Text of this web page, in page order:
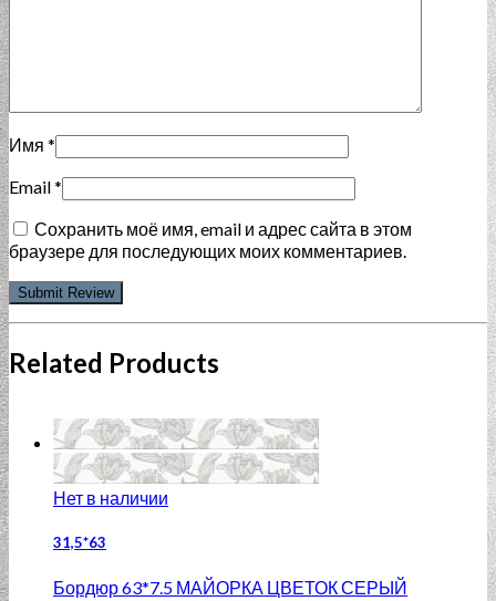
Имя *
Email*
Сохранить моё имя, email и адрес сайта в этом
браузере для последующих моих комментариев.
Related Products
Нет в наличии
31,5*63
Бордюр 63*7.5 МАЙОРКА ЦВЕТОК СЕРЫЙ